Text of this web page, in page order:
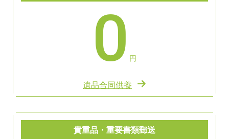
0 円
遺品合同供養
貴重品・重要書類郵送